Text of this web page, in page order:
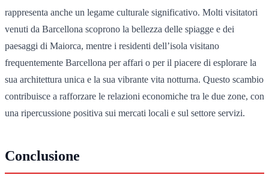
rappresenta anche un legame culturale significativo. Molti visitatori
venuti da Barcellona scoprono la bellezza delle spiagge e dei
paesaggi di Maiorca, mentre i residenti dell’isola visitano
frequentemente Barcellona per affari o per il piacere di esplorare la
sua architettura unica e la sua vibrante vita notturna. Questo scambio
contribuisce a rafforzare le relazioni economiche tra le due zone, con
una ripercussione positiva sui mercati locali e sul settore servizi.
Conclusione